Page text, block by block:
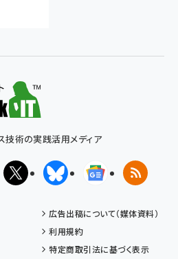
技術の実践活用メディア
X(エックス)BlueskyGoogleニュ
RSS
広告出稿について（媒体資料）
利用規約
特定商取引法に基づく表示